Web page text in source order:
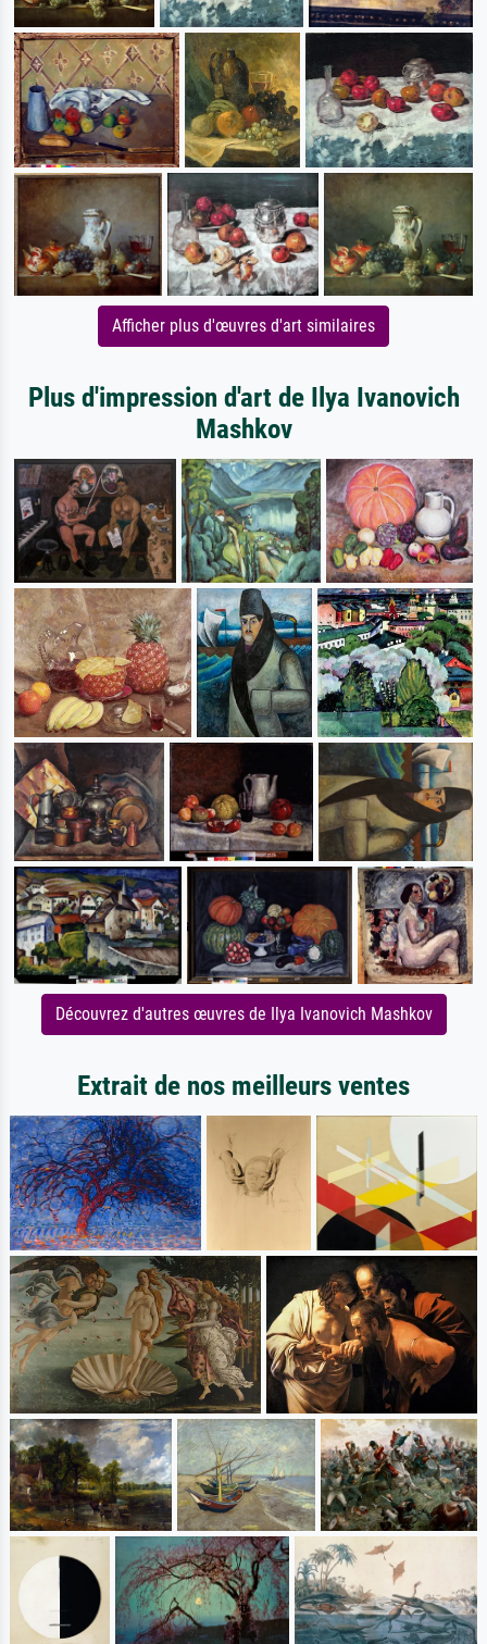
Afficher plus d'œuvres d'art similaires
Plus d'impression d'art de Ilya Ivanovich
Mashkov
Découvrez d'autres œuvres de Ilya Ivanovich Mashkov
Extrait de nos meilleurs ventes